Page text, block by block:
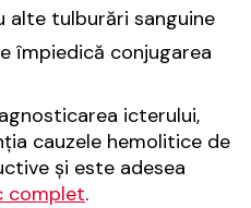
alte tulburări sanguine
împiedică conjugarea
icterului,
cauzele hemolitice de
și este adesea
complet.